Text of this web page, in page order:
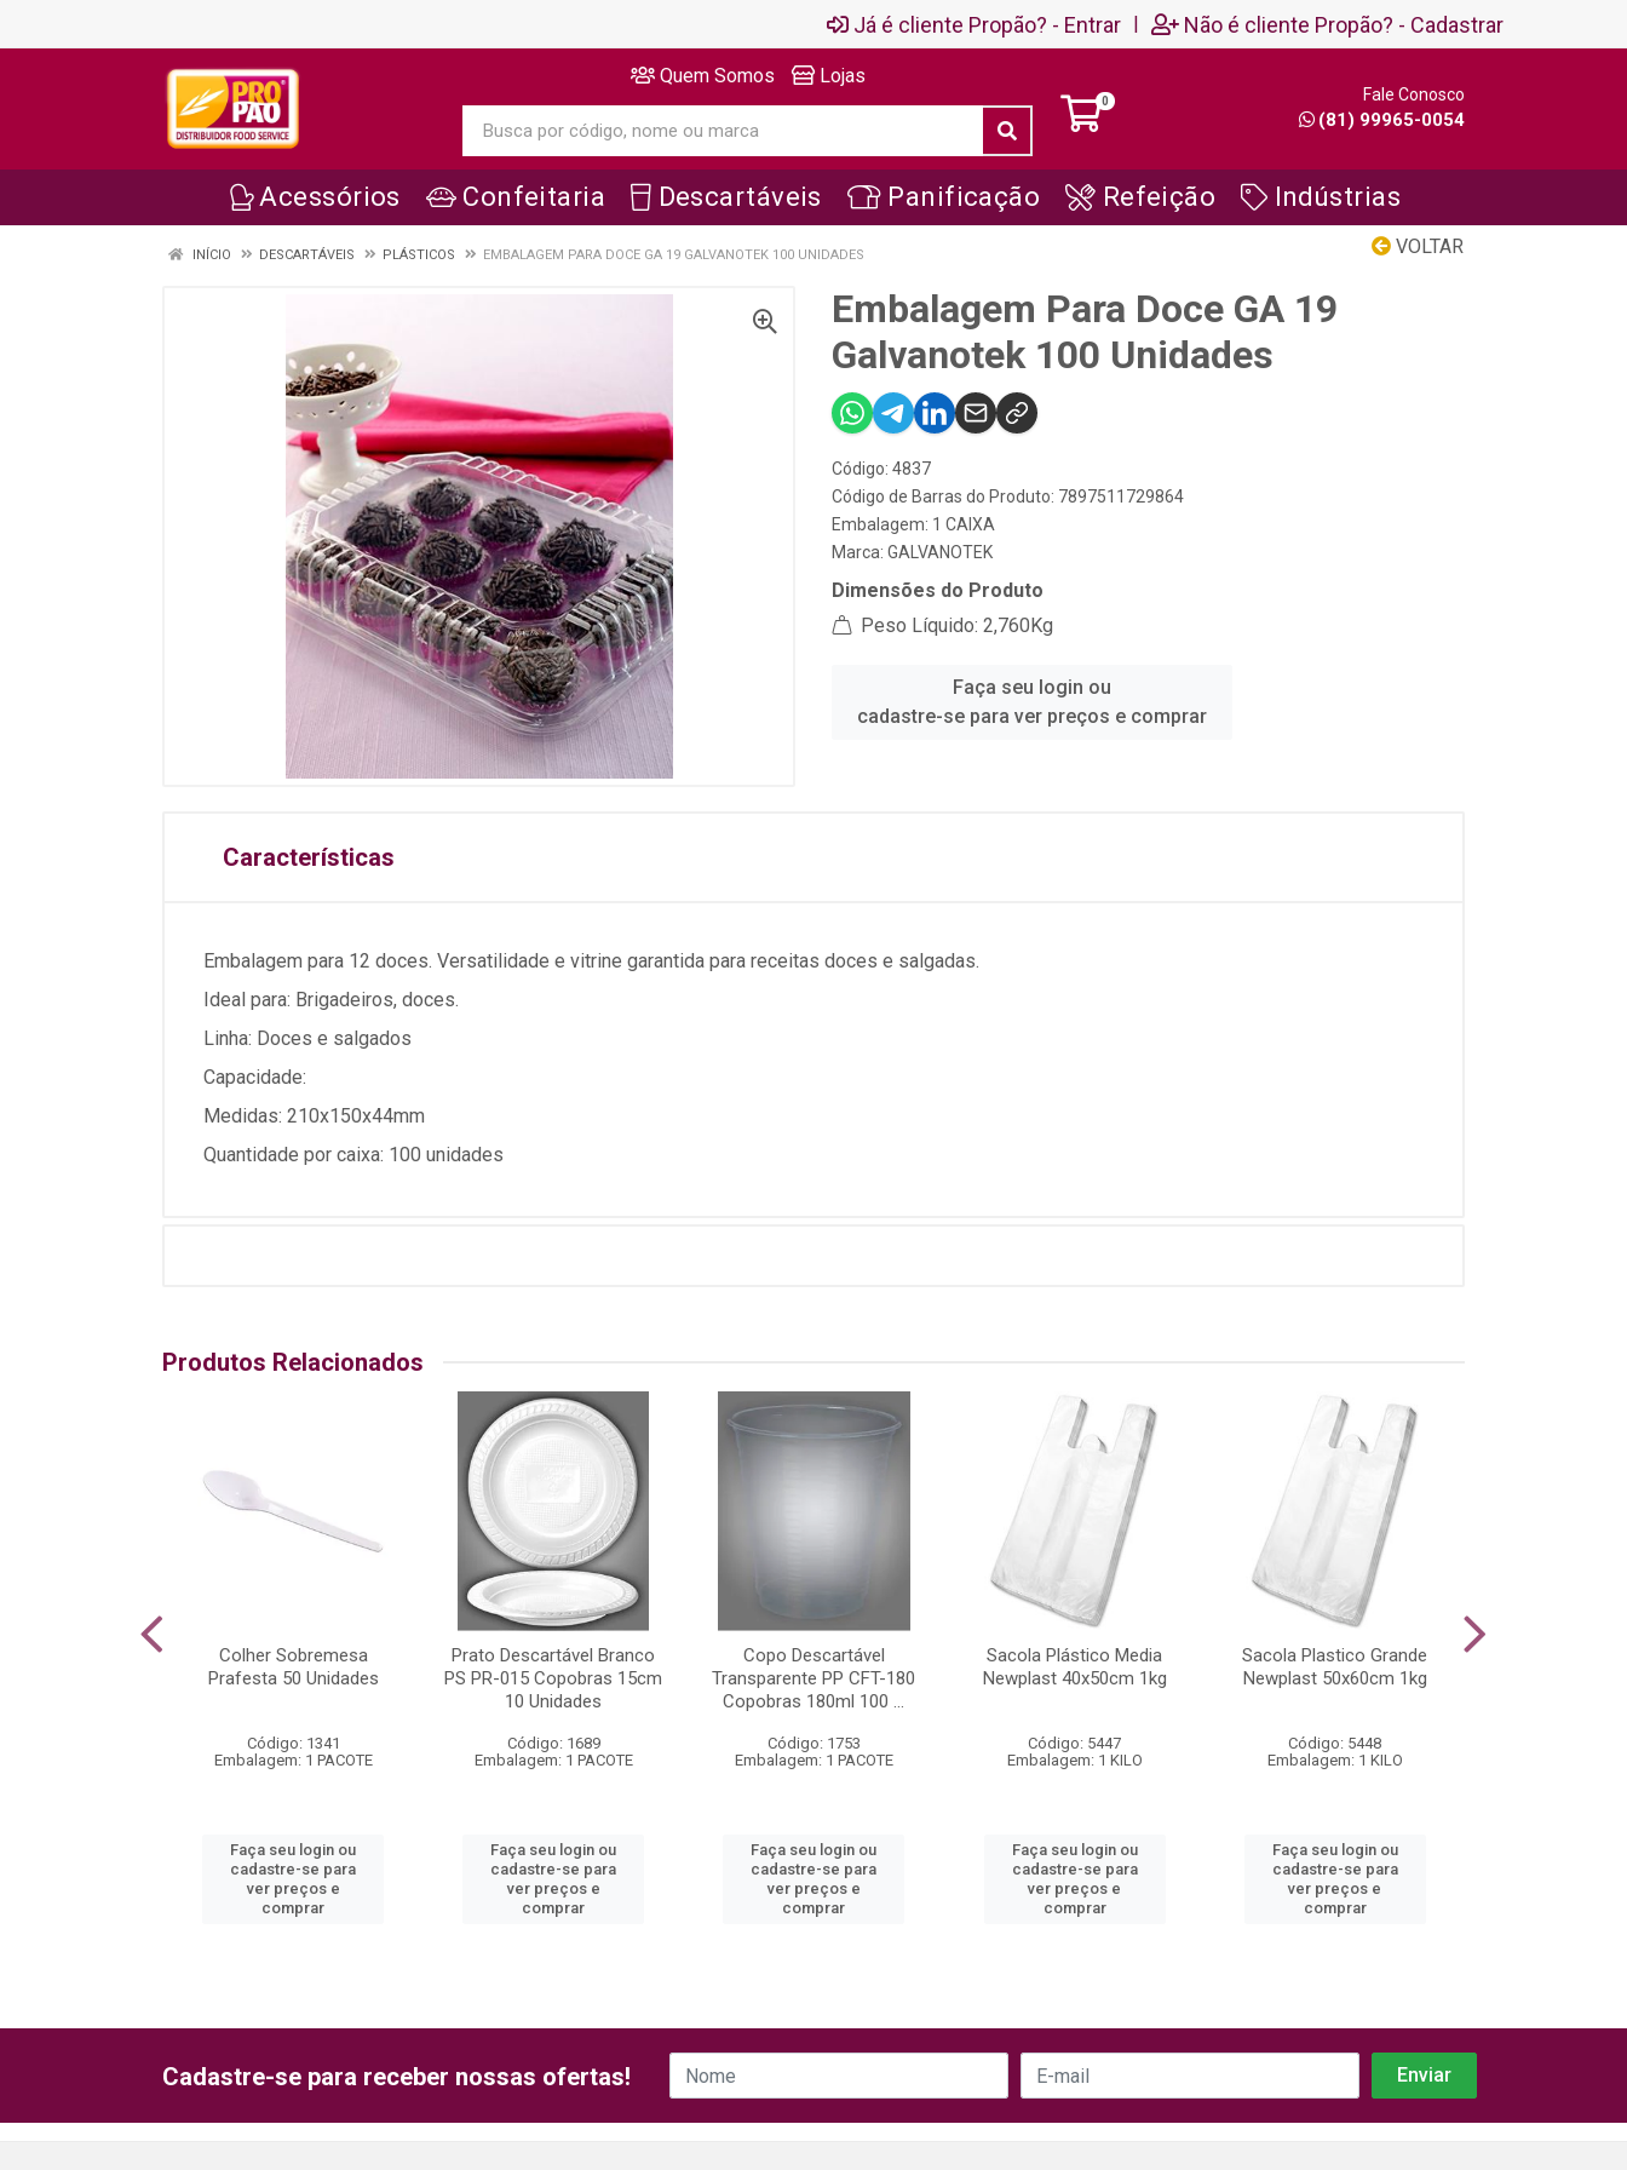
Já é cliente Propão? - Entrar | Não é cliente Propão? - Cadastrar
Quem Somos Lojas
0 Fale Conosco
(81) 99965-0054
Acessórios Confeitaria Descartáveis Panificação Refeição Indústrias
VOLTAR
INÍCIO DESCARTÁVEIS PLÁSTICOS EMBALAGEM PARA DOCE GA 19 GALVANOTEK 100 UNIDADES
Embalagem Para Doce GA 19
Galvanotek 100 Unidades
Código: 4837
Código de Barras do Produto: 7897511729864
Embalagem: 1 CAIXA
Marca: GALVANOTEK
Dimensões do Produto
Peso Líquido: 2,760Kg
Faça seu login ou
cadastre-se para ver preços e comprar
Características
Embalagem para 12 doces. Versatilidade e vitrine garantida para receitas doces e salgadas.
Ideal para: Brigadeiros, doces.
Linha: Doces e salgados
Capacidade:
Medidas: 210x150x44mm
Quantidade por caixa: 100 unidades
Produtos Relacionados
Colher Sobremesa
Prafesta 50 Unidades
Código: 1341
Embalagem: 1 PACOTE
Faça seu login ou
cadastre-se para
ver preços e
comprar
Prato Descartável Branco
PS PR-015 Copobras 15cm
10 Unidades
Código: 1689
Embalagem: 1 PACOTE
Faça seu login ou
cadastre-se para
ver preços e
comprar
Copo Descartável
Transparente PP CFT-180
Copobras 180ml 100 ...
Código: 1753
Embalagem: 1 PACOTE
Faça seu login ou
cadastre-se para
ver preços e
comprar
Sacola Plástico Media
Newplast 40x50cm 1kg
Código: 5447
Embalagem: 1 KILO
Faça seu login ou
cadastre-se para
ver preços e
comprar
Sacola Plastico Grande
Newplast 50x60cm 1kg
Código: 5448
Embalagem: 1 KILO
Faça seu login ou
cadastre-se para
ver preços e
comprar
Cadastre-se para receber nossas ofertas!